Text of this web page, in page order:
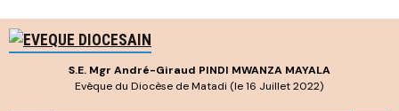
S.E. Mgr André-Giraud PINDI MWANZA MAYALA
Evêque du Diocèse de Matadi (le 16 Juillet 2022)